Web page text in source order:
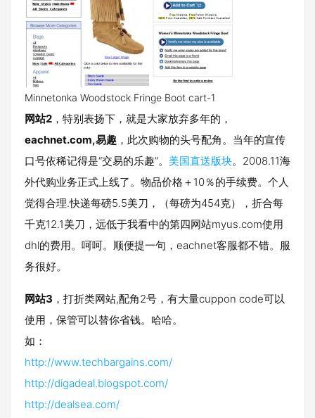
Minnetonka Woodstock Fringe Boot cart-1
网站2 ，特别表扬下，就是大家放弃多年的，
eachnet.com,易趣 ，此次购物的头号配角。当年的宣传
口号依稀记得是“交易的乐趣”。 美国直送版块。2008.11海
外代购业务正式上线了。物品价格＋10％的手续费。个人
觉得合理.快递每磅5.5美刀，（每磅为454克），折合每
千克12.1美刀，远低于我看中的第四网站myus.com使用
dhl的费用。呵呵。顺便提一句，eachnet客服都不错。服
务很好。
网站3 ，打折类网站,配角2号，有大量cuppon code可以
使用，保管可以替你省钱。哈哈。
如：
http://www.techbargains.com/
http://digadeal.blogspot.com/
http://dealsea.com/